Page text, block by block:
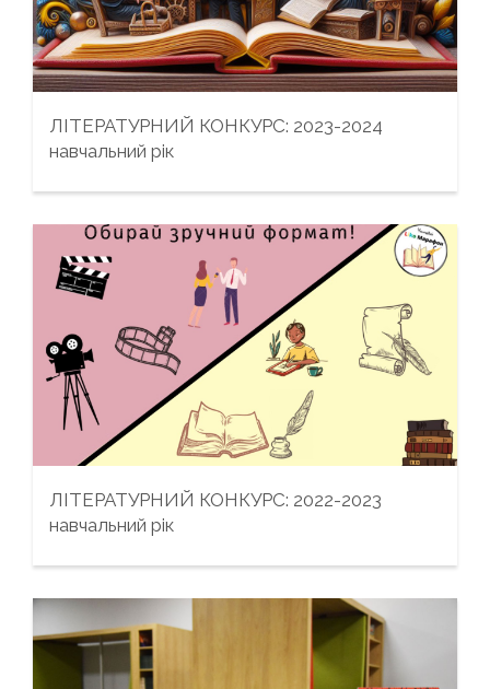
ЛІТЕРАТУРНИЙ КОНКУРС: 2023-2024
навчальний рік
ЛІТЕРАТУРНИЙ КОНКУРС: 2022-2023
навчальний рік